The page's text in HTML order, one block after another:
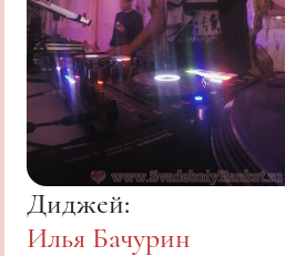
Диджей:
Илья Бачурин